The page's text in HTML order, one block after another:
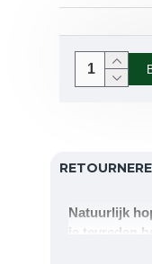
Natuurlijk
je tevreden